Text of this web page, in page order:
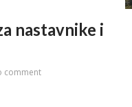
nastavnike i
comment